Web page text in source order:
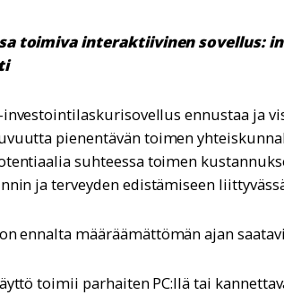
toimiva interaktiivinen sovellus:
investointilaskurisovellus ennustaa ja
pienentävän toimen
suhteessa toimen
ja terveyden edistämiseen
ennalta määräämättömän ajan
toimii parhaiten PC:llä tai